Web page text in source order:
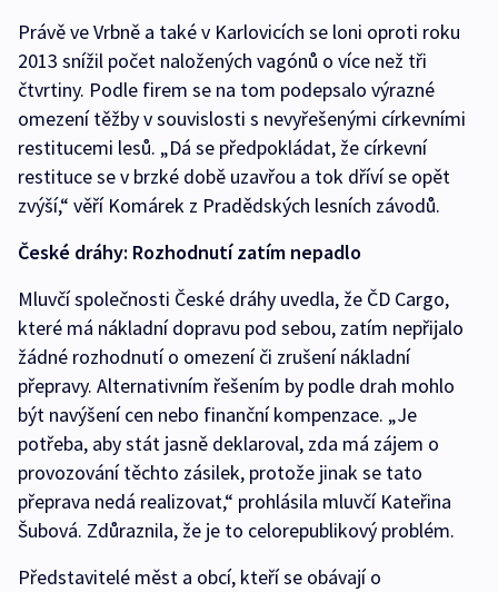
Právě ve Vrbně a také v Karlovicích se loni oproti roku
2013 snížil počet naložených vagónů o více než tři
čtvrtiny. Podle firem se na tom podepsalo výrazné
omezení těžby v souvislosti s nevyřešenými církevními
restitucemi lesů. „Dá se předpokládat, že církevní
restituce se v brzké době uzavřou a tok dříví se opět
zvýší,“ věří Komárek z Pradědských lesních závodů.
České dráhy: Rozhodnutí zatím nepadlo
Mluvčí společnosti České dráhy uvedla, že ČD Cargo,
které má nákladní dopravu pod sebou, zatím nepřijalo
žádné rozhodnutí o omezení či zrušení nákladní
přepravy. Alternativním řešením by podle drah mohlo
být navýšení cen nebo finanční kompenzace. „Je
potřeba, aby stát jasně deklaroval, zda má zájem o
provozování těchto zásilek, protože jinak se tato
přeprava nedá realizovat,“ prohlásila mluvčí Kateřina
Šubová. Zdůraznila, že je to celorepublikový problém.
Představitelé měst a obcí, kteří se obávají o